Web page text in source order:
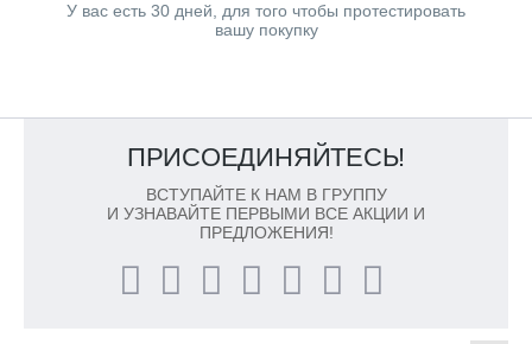
У вас есть 30 дней, для того чтобы протестировать
вашу покупку
ПРИСОЕДИНЯЙТЕСЬ!
ВСТУПАЙТЕ К НАМ В ГРУППУ
И УЗНАВАЙТЕ ПЕРВЫМИ ВСЕ АКЦИИ И
ПРЕДЛОЖЕНИЯ!